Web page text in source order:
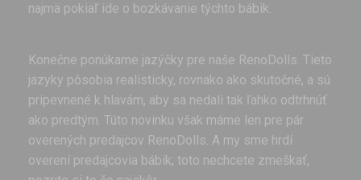
najmä pokiaľ ide o bozkávanie týchto bábik.
Konečne ponúkame jazýčky pre naše RenoDolls. Tieto
jazyky pôsobia realisticky, rovnako ako skutočné, a sú
pripevnené k hlavám, aby sa nedali tak ľahko odtrhnúť
ako predtým. Túto novinku však máme len pre pár
overených predajcov RenoDolls. A my sme hrdí
overení predajcovia bábik; toto nechcete zmeškať,